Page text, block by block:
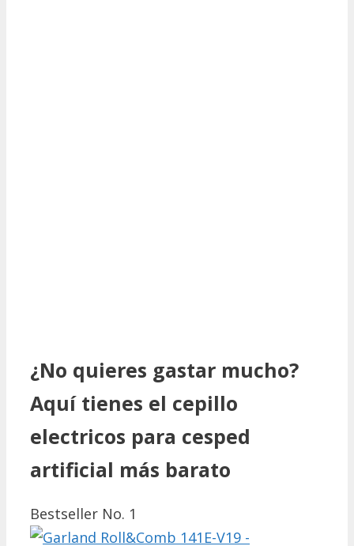
¿No quieres gastar mucho?
Aquí tienes el cepillo
electricos para cesped
artificial más barato
Bestseller No. 1